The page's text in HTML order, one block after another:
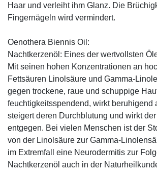
Haar und verleiht ihm Glanz. Die
Fingernägeln wird vermindert.
Oenothera Biennis Oil:
Nachtkerzenöl: Eines der wertvollsten
Mit seinen hohen Konzentrationen an
Fettsäuren Linolsäure und Gamma-
gegen trockene, raue und schuppige
feuchtigkeitsspendend, wirkt beruhigend
steigert deren Durchblutung und wirkt
entgegen. Bei vielen Menschen ist der
von der Linolsäure zur Gamma-
im Extremfall eine Neurodermitis zur
Nachtkerzenöl auch in der